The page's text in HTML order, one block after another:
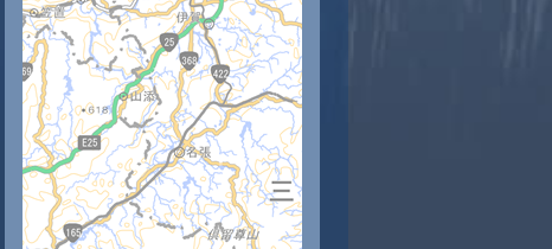
10時 11時 12時 13時 14時
30 30 29 28